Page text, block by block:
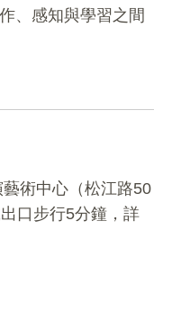
、感知與學習之間
術中心（松江路50
口步行5分鐘，詳